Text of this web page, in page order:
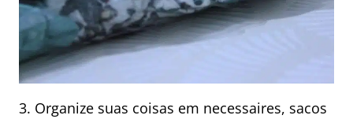
3. Organize suas coisas em necessaires, sacos